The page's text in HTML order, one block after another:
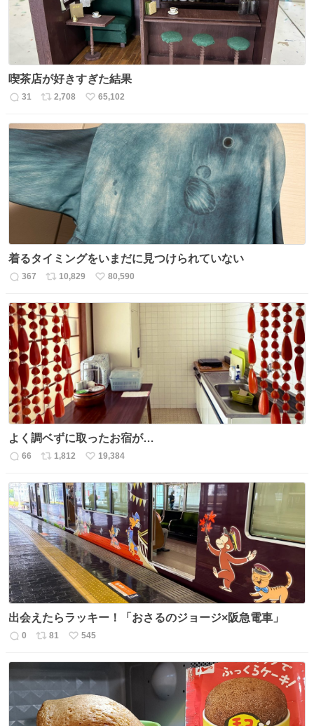
喫茶店が好きすぎた結果
返
数
31
リ
ス
ト
数
2,708
い
ね
数
65,102
着るタイミングをいまだに見つけられていない
返
数
367
リ
ス
ト
数
10,829
い
80,590
よく調ベずに取ったお宿が…
返
数
66
リ
ス
ト
数
1,812
い
ね
数
19,384
出会えたらラッキー！「おさるのジョージ×阪急電車」
返
0
リ
ス
ト
数
81
い
数
545